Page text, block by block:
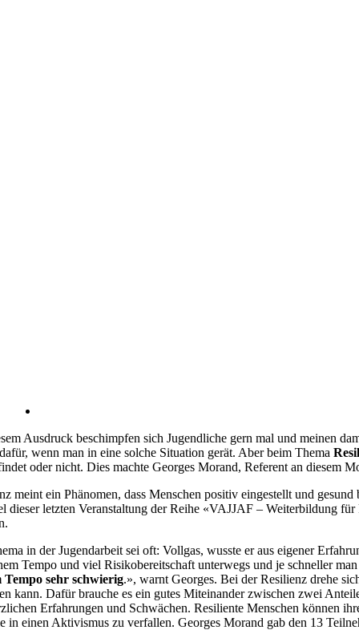
Ausdruck beschimpfen sich Jugendliche gern mal und meinen
wenn man in eine solche Situation gerät. Aber beim Thema
oder nicht. Dies machte Georges Morand, Referent an diesem
meint ein Phänomen, dass Menschen positiv eingestellt und
dieser letzten Veranstaltung der Reihe «VAJJAF – Weiterbildung
in der Jugendarbeit sei oft: Vollgas, wusste er aus eigener
Tempo und viel Risikobereitschaft unterwegs und je schneller
Tempo sehr schwierig.», warnt Georges. Bei der Resilienz drehe
kann. Dafür brauche es ein gutes Miteinander zwischen zwei
Erfahrungen und Schwächen. Resiliente Menschen können
in einen Aktivismus zu verfallen. Georges Morand gab den 13